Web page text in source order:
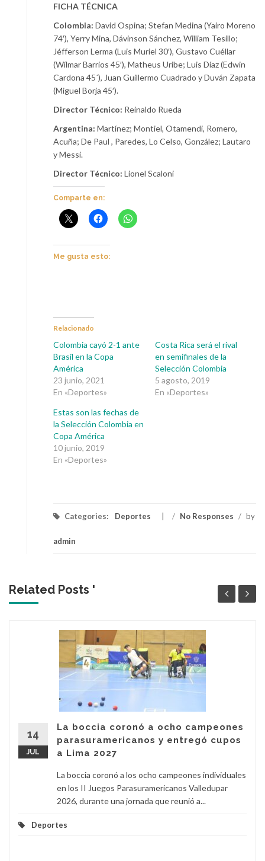
FICHA TÉCNICA
Colombia: David Ospina; Stefan Medina (Yairo Moreno
74′), Yerry Mina, Dávinson Sánchez, William Tesillo;
Jéfferson Lerma (Luis Muriel 30′), Gustavo Cuéllar
(Wílmar Barrios 45′), Matheus Uribe; Luis Díaz (Edwin
Cardona 45´), Juan Guillermo Cuadrado y Duván Zapata
(Miguel Borja 45′).
Director Técnico: Reinaldo Rueda
Argentina: Martínez; Montiel, Otamendi, Romero,
Acuña; De Paul , Paredes, Lo Celso, González; Lautaro
y Messi.
Director Técnico: Lionel Scaloni
Comparte en:
Me gusta esto:
Relacionado
Colombia cayó 2-1 ante
Brasil en la Copa
América
23 junio, 2021
En «Deportes»
Costa Rica será el rival
en semifinales de la
Selección Colombia
5 agosto, 2019
En «Deportes»
Estas son las fechas de
la Selección Colombia en
Copa América
10 junio, 2019
En «Deportes»
Categories: Deportes / No Responses / by
admin
Related Posts '
14
JUL
La boccia coronó a ocho campeones
parasuramericanos y entregó cupos
a Lima 2027
La boccia coronó a los ocho campeones individuales
en los II Juegos Parasuramericanos Valledupar
2026, durante una jornada que reunió a...
Deportes